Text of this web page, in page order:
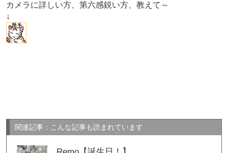
カメラに詳しい方、第六感鋭い方、教えて～
↓
関連記事：こんな記事も読まれています